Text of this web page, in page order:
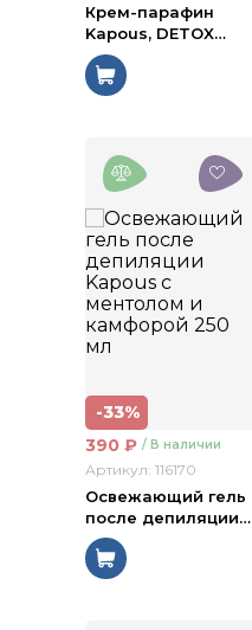
Крем-парафин
Kapous, DETOX…
-33%
390 ₽ / В наличии
Артикул: 116170
Освежающий гель
после депиляции…